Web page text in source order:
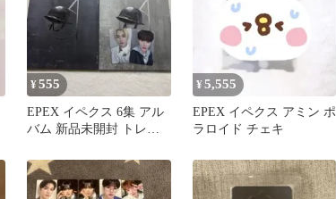
¥555
EPEX イペクス 6集 アル
バム 新品未開封 トレカ
¥5,555
EPEX イペクス アミン ポ
ラロイド チェキ